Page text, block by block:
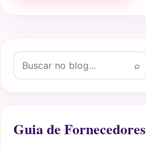
Buscar por:
⌕
Guia de Fornecedores